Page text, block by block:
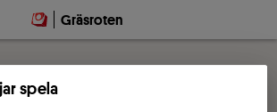
Gräsroten
spela